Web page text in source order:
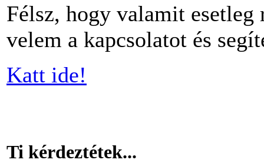
Félsz, hogy valamit
velem a kapcsolatot és
Katt ide!
Ti kérdeztétek...